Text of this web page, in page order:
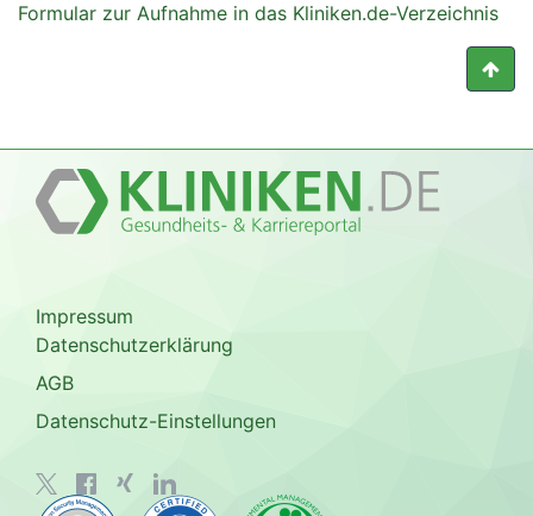
Formular zur Aufnahme in das Kliniken.de-Verzeichnis
Impressum
Datenschutzerklärung
AGB
Datenschutz-Einstellungen